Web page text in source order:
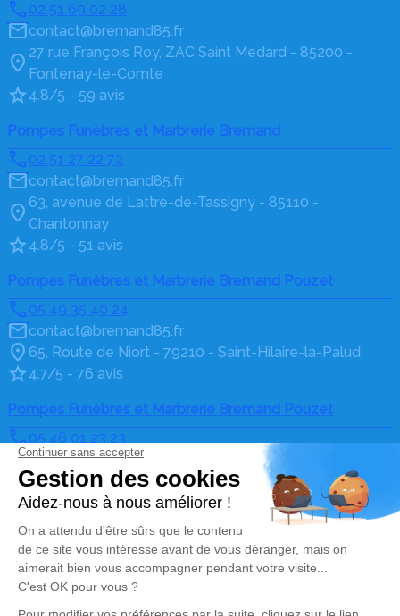
02 51 69 02 28
contact@bremand85.fr
27 rue François Roy, ZAC Saint Medard - 85200 -
Fontenay-le-Comte
4.8/5 - 59 avis
Pompes Funèbres et Marbrerie Bremand
02 51 27 22 72
contact@bremand85.fr
63, avenue de Lattre-de-Tassigny - 85110 -
Chantonnay
4.8/5 - 51 avis
Pompes Funèbres et Marbrerie Bremand Pouzet
05 49 35 40 24
contact@bremand85.fr
65, Route de Niort - 79210 - Saint-Hilaire-la-Palud
4.7/5 - 76 avis
Pompes Funèbres et Marbrerie Bremand Pouzet
05 46 01 23 23
contact@bremand85.fr
10 route de Marans - 17170 - Courçon
4.8/5 - 34 avis
Nos Services
Organiser des obsèques
Monuments funéraires
Services aux familles
Liens utiles
Avis de décès
Demande de rendez-vous